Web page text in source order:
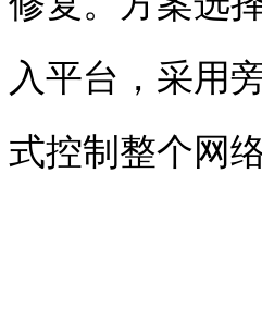
入平台，采用
式控制整个网络